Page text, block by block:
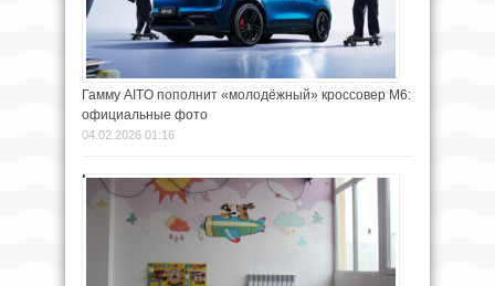
Гамму AITO пополнит «молодёжный» кроссовер M6:
официальные фото
04.02.2026 01:16